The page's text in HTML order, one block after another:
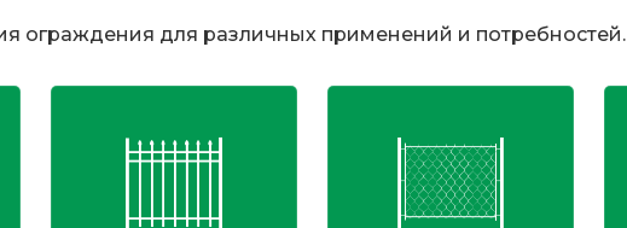
ограждения для различных применений и потребностей.